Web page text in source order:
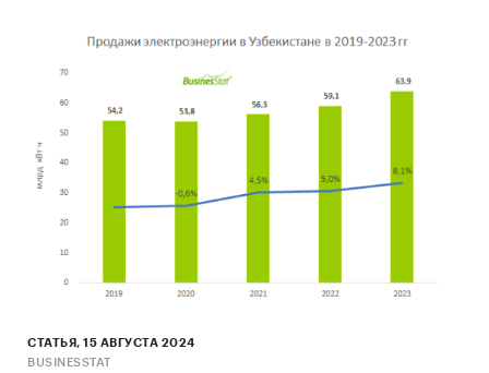
Прогноз ГидМаркет. Современные
статистические методы прогнозирования с
поправкой на мнение экспертов.
Отчет отражает мнение авторов и не является
инвестиционной рекомендацией
Категории: Промышленность
Электроэнергетика
СТАТЬЯ, 15 АВГУСТА 2024
BUSINESSTAT